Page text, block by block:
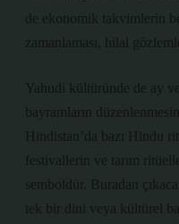
de ekonomik takvimlerin
zamanlaması, hilal
Yahudi kültüründe de ay
bayramların
Hindistan’da bazı Hindu
festivallerin ve tarım
semboldür. Buradan
tek bir dini veya kültürel